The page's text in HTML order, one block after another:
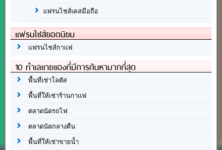
แฟรนไชส์เคสมือถือ
แฟรนไชส์ยอดนิยม
แฟรนไชส์กาแฟ
10 ทำเลขายของที่มีการค้นหามากที่สุด
พื้นที่เช่าโลตัส
พื้นที่ให้เช่าร้านกาแฟ
ตลาดนัดรถไฟ
ตลาดนัดกลางคืน
พื้นที่ให้เช่าขายน้ำ